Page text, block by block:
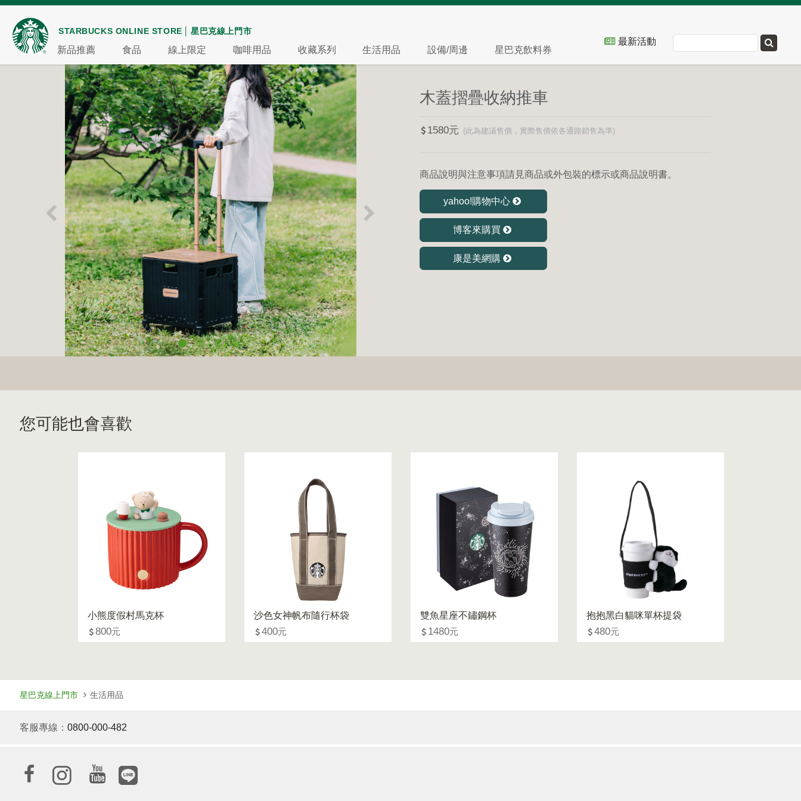
STARBUCKS ONLINE STORE 星巴克線上門市
新品推薦 食品 線上限定 咖啡用品 收藏系列 生活用品 設備/周邊 星巴克飲料券
木蓋摺疊收納推車
1580
商品說明與注意事項請見商品或外包裝的標示或商品說明書。
yahoo!購物中心
博客來購買
康是美網購
您可能也會喜歡
小熊度假村馬克杯
800
沙色女神帆布隨行杯袋
400
雙魚星座不鏽鋼杯
1480
抱抱黑白貓咪單杯提袋
480
星巴克線上門市 生活用品
客服專線：0800-000-482